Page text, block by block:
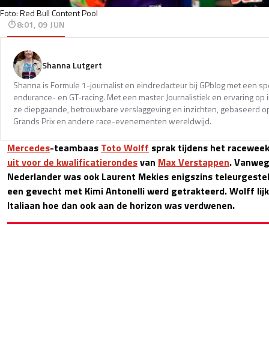
Foto: Red Bull Content Pool
8:01, 09 JUN
Shanna Lutgert
Shanna is Formule 1-journalist en eindredacteur bij GPblog met een
endurance- en GT-racing. Met een master Journalistiek en ervaring
ze diepgaande, betrouwbare verslaggeving en inzichten, gebaseerd
Grands Prix en andere race-evenementen wereldwijd.
Mercedes-teambaas Toto Wolff sprak tijdens het
uit voor de kwalificatierondesvan Max Verstappen.
Nederlander was ook Laurent Mekies enigszins
een gevecht met Kimi Antonelli werd getrakteerd. Wolff
Italiaan hoe dan ook aan de horizon was verdwenen.